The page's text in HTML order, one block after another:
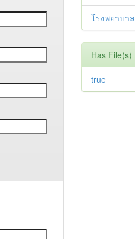
โรงพยาบาล
Has File(s)
true